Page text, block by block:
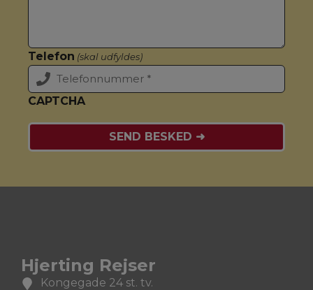
Telefon (skal udfyldes)
CAPTCHA
Hjerting Rejser
Kongegade 24 st. tv.